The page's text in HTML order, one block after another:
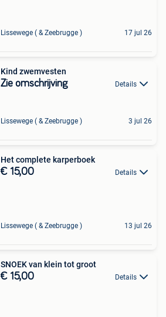
Lissewege ( & Zeebrugge ) 17 jul 26
Kind zwemvesten
Zie omschrijving Details
Lissewege ( & Zeebrugge ) 3 jul 26
Het complete karperboek
€ 15,00 Details
Lissewege ( & Zeebrugge ) 13 jul 26
SNOEK van klein tot groot
€ 15,00 Details